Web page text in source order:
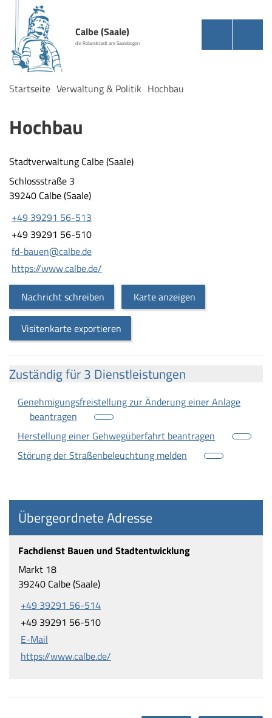
Calbe (Saale)
die Rolandstadt am Saalebogen
Startseite Verwaltung & Politik Hochbau
Hochbau
Stadtverwaltung Calbe (Saale)
Schlossstraße 3
39240 Calbe (Saale)
+49 39291 56-513
+49 39291 56-510
fd-bauen@calbe.de
https://www.calbe.de/
Nachricht schreiben
Karte anzeigen
Visitenkarte exportieren
Zuständig für 3 Dienstleistungen
Genehmigungsfreistellung zur Änderung einer Anlage
beantragen
Herstellung einer Gehwegüberfahrt beantragen
Störung der Straßenbeleuchtung melden
Übergeordnete Adresse
Fachdienst Bauen und Stadtentwicklung
Markt 18
39240 Calbe (Saale)
+49 39291 56-514
+49 39291 56-510
E-Mail
https://www.calbe.de/